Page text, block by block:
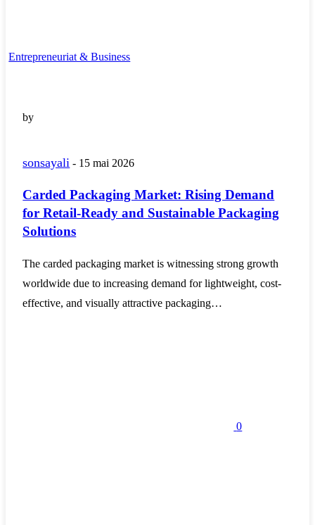
Entrepreneuriat & Business
by
sonsayali - 15 mai 2026
Carded Packaging Market: Rising Demand
for Retail-Ready and Sustainable Packaging
Solutions
The carded packaging market is witnessing strong growth
worldwide due to increasing demand for lightweight, cost-
effective, and visually attractive packaging…
0